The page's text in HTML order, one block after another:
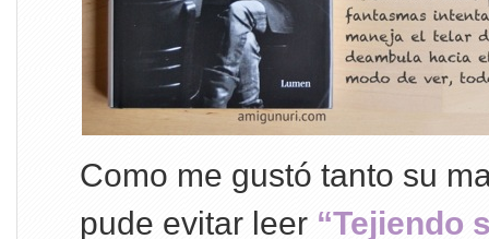
Como me gustó tanto su
pude evitar leer “Tejiendo